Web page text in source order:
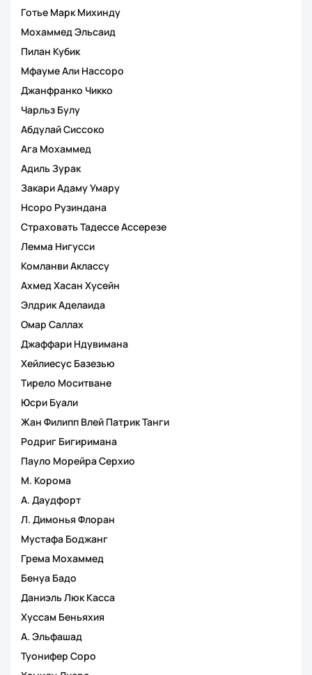
Готье Марк Михинду
Мохаммед Эльсаид
Пилан Кубик
Мфауме Али Нассоро
Джанфранко Чикко
Чарльз Булу
Абдулай Сиссоко
Ага Мохаммед
Адиль Зурак
Закари Адаму Умару
Нсоро Рузиндана
Страховать Тадессе Ассерезе
Лемма Нигусси
Комланви Аклассу
Ахмед Хасан Хусейн
Элдрик Аделаида
Омар Саллах
Джаффари Ндувимана
Хейлиесус Базезью
Тирело Моситване
Юсри Буали
Жан Филипп Влей Патрик Танги
Родриг Бигиримана
Пауло Морейра Серхио
М. Корома
А. Даудфорт
Л. Димонья Флоран
Мустафа Боджанг
Грема Мохаммед
Бенуа Бадо
Даниэль Люк Касса
Хуссам Беньяхия
А. Эльфашад
Туонифер Соро